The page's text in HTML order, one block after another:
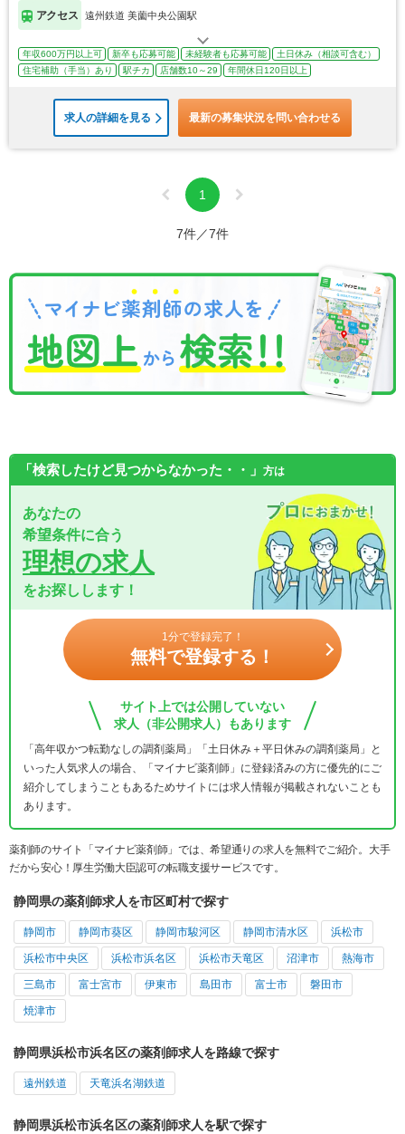
アクセス 遠州鉄道 美薗中央公園駅
年収600万円以上可 新卒も応募可能 未経験者も応募可能
土日休み（相談可含む）
住宅補助（手当）あり
駅チカ 店舗数10～29 年間休日120日以上
求人の詳細を見る 最新の募集状況を問い合わせる
1
7件／7件
「検索したけど見つからなかった・・」 方は
あなたの
希望条件に合う
理想の求人
をお探しします！
1分で登録完了！
無料で登録する！
サイト上では公開していない
求人（非公開求人）もあります
「高年収かつ転勤なしの調剤薬局」「土日休み＋平日休みの調剤薬局」と
いった人気求人の場合、「マイナビ薬剤師」に登録済みの方に優先的にご
紹介してしまうこともあるためサイトには求人情報が掲載されないことも
あります。
薬剤師のサイト「マイナビ薬剤師」では、希望通りの求人を無料でご紹介。大手
だから安心！厚生労働大臣認可の転職支援サービスです。
静岡県の薬剤師求人を市区町村で探す
静岡市 静岡市葵区 静岡市駿河区 静岡市清水区 浜松市
浜松市中央区 浜松市浜名区 浜松市天竜区 沼津市 熱海市
三島市 富士宮市 伊東市 島田市 富士市 磐田市
焼津市
静岡県浜松市浜名区の薬剤師求人を路線で探す
遠州鉄道 天竜浜名湖鉄道
静岡県浜松市浜名区の薬剤師求人を駅で探す